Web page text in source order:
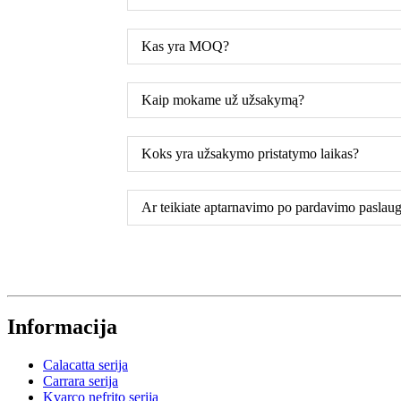
Kas yra MOQ?
Kaip mokame už užsakymą?
Koks yra užsakymo pristatymo laikas?
Ar teikiate aptarnavimo po pardavimo
Informacija
Calacatta serija
Carrara serija
Kvarco nefrito serija